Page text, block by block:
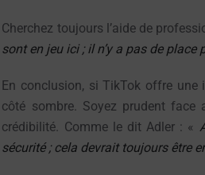
Cherchez toujours l’aide de
sont en jeu ici ; il n’y a pas de
En conclusion, si TikTok offre une
côté sombre. Soyez prudent
crédibilité. Comme le dit Adler : «
sécurité ; cela devrait toujours être